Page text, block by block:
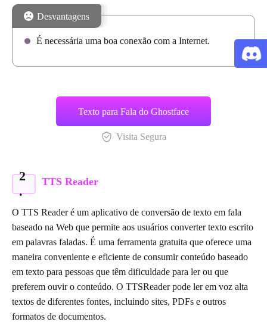
Desvantagens
É necessária uma boa conexão com a Internet.
Texto para Fala do Ghostface
Visita Segura
2
.
TTS Reader
O TTS Reader é um aplicativo de conversão de texto em fala
baseado na Web que permite aos usuários converter texto escrito
em palavras faladas. É uma ferramenta gratuita que oferece uma
maneira conveniente e eficiente de consumir conteúdo baseado
em texto para pessoas que têm dificuldade para ler ou que
preferem ouvir o conteúdo. O TTSReader pode ler em voz alta
textos de diferentes fontes, incluindo sites, PDFs e outros
formatos de documentos.